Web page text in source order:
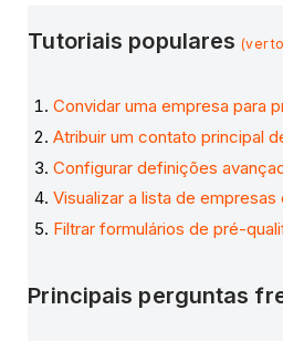
Tutoriais populares(ver
Convidar uma empresa para
Atribuir um contato principal
Configurar definições
Visualizar a lista de
Filtrar formulários de pré-
Principais perguntas